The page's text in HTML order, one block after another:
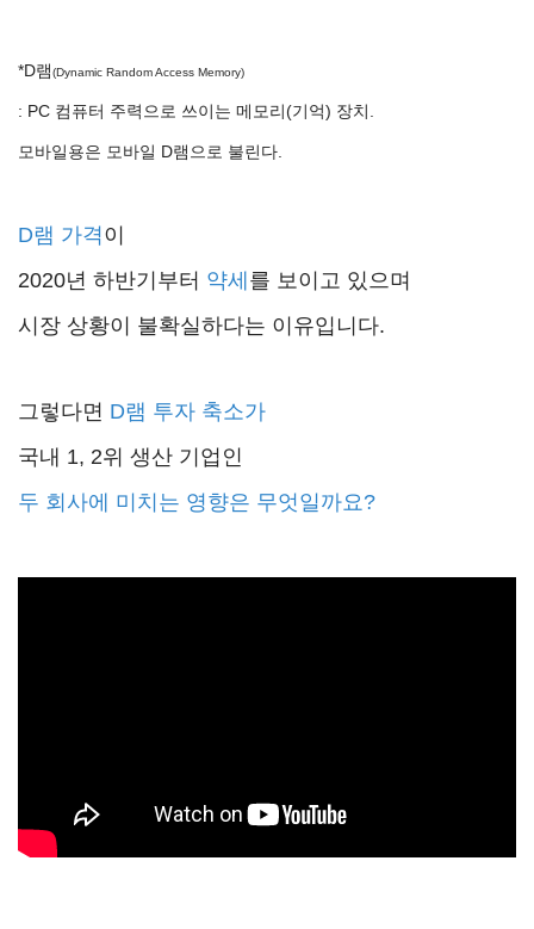
*D램(Dynamic Random Access Memory)
: PC 컴퓨터 주력으로 쓰이는 메모리(기억) 장치.
모바일용은 모바일 D램으로 불린다.
D램 가격이
2020년 하반기부터 약세 를 보이고 있으며
시장 상황이 불확실하다는 이유입니다.
그렇다면 D램 투자 축소가
국내 1, 2위 생산 기업인
두 회사에 미치는 영향은 무엇일까요?